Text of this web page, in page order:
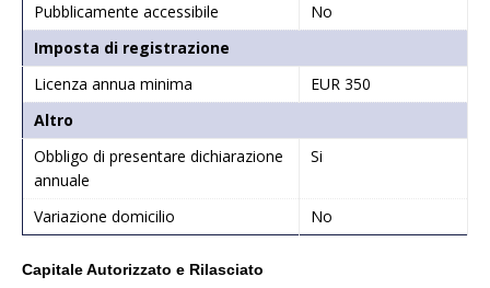
Pubblicamente accessibile
No
Imposta di registrazione
Licenza annua minima
EUR 350
Altro
Obbligo di presentare dichiarazione
annuale
Si
Variazione domicilio No
Capitale Autorizzato e Rilasciato